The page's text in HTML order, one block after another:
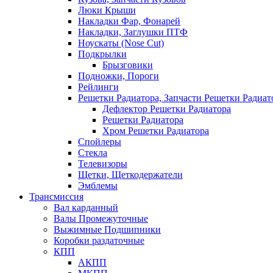
Люки Крыши
Накладки Фар, Фонарей
Накладки, Заглушки ПТФ
Ноускаты (Nose Cut)
Подкрылки
Брызговики
Подножки, Пороги
Рейлинги
Решетки Радиатора, Запчасти Решетки
Дефлектор Решетки Радиатора
Решетки Радиатора
Хром Решетки Радиатора
Спойлеры
Стекла
Телевизоры
Щетки, Щеткодержатели
Эмблемы
Трансмиссия
Вал карданный
Валы Промежуточные
Выжимные Подшипники
Коробки раздаточные
КПП
АКПП